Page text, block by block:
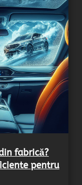
fabrică?
pentru